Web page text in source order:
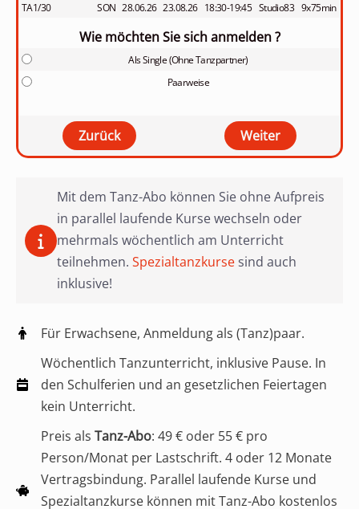
TA1/30
SON 28.06.26 23.08.26 18:30-19:45 Studio83 9x75min
Wie möchten Sie sich anmelden ?
Als Single (Ohne Tanzpartner)
Paarweise
Mit dem Tanz-Abo können Sie ohne Aufpreis
in parallel laufende Kurse wechseln oder
mehrmals wöchentlich am Unterricht
teilnehmen. Spezialtanzkurse sind auch
inklusive!
Für Erwachsene, Anmeldung als (Tanz)paar.
Wöchentlich Tanzunterricht, inklusive Pause. In
den Schulferien und an gesetzlichen Feiertagen
kein Unterricht.
Preis als Tanz-Abo: 49 € oder 55 € pro
Person/Monat per Lastschrift. 4 oder 12 Monate
Vertragsbindung. Parallel laufende Kurse und
Spezialtanzkurse können mit Tanz-Abo kostenlos